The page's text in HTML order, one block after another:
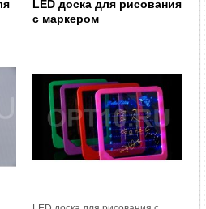
LED доска для рисования
с маркером